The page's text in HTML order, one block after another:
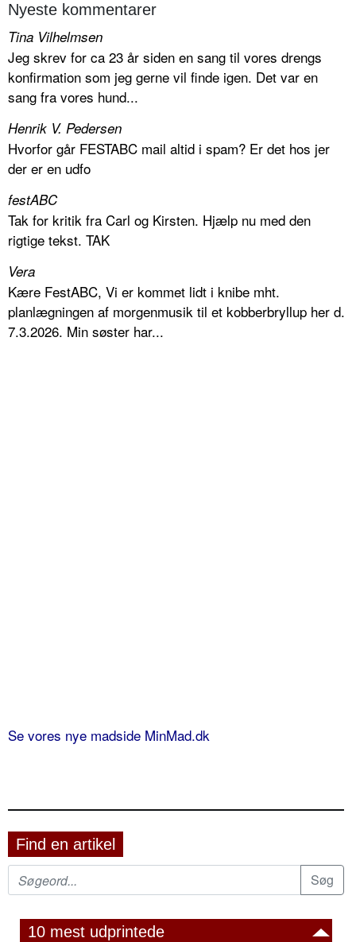
Nyeste kommentarer
Tina Vilhelmsen
Jeg skrev for ca 23 år siden en sang til vores drengs
konfirmation som jeg gerne vil finde igen. Det var en
sang fra vores hund...
Henrik V. Pedersen
Hvorfor går FESTABC mail altid i spam? Er det hos jer
der er en udfo
festABC
Tak for kritik fra Carl og Kirsten. Hjælp nu med den
rigtige tekst. TAK
Vera
Kære FestABC, Vi er kommet lidt i knibe mht.
planlægningen af morgenmusik til et kobberbryllup her d.
7.3.2026. Min søster har...
Se vores nye madside MinMad.dk
Find en artikel
10 mest udprintede